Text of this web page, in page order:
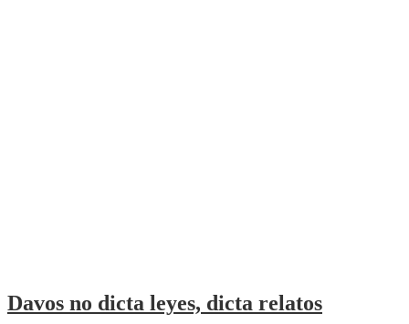
Davos no dicta leyes, dicta relatos